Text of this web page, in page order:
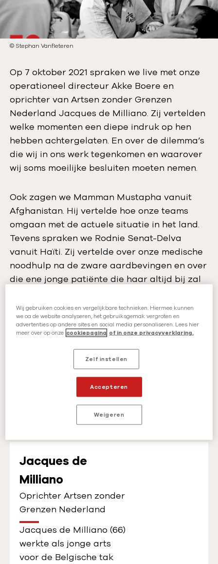
e
d
a
m
© Stephan Vanfleteren
Op 7 oktober 2021 spraken we live met onze
operationeel directeur Akke Boere en
oprichter van Artsen zonder Grenzen
Nederland Jacques de Milliano. Zij vertelden
welke momenten een diepe indruk op hen
hebben achtergelaten. En over de dilemma’s
die wij in ons werk tegenkomen en waarover
wij soms moeilijke besluiten moeten nemen.
Ook zagen we Mamman Mustapha vanuit
Afghanistan. Hij vertelde hoe onze teams
omgaan met de actuele situatie in het land.
Tevens spraken we Rodnie Senat-Delva
vanuit Haïti. Zij vertelde over onze medische
noodhulp na de zware aardbevingen en over
die ene jonge patiënte die haar altijd bij zal
Wilt u de online
bijeenkomst terugkijken?
a
50 years of humanity
Wie spraken er tijdens de
bijeenkomst?
Jacques de
Milliano
Oprichter Artsen zonder
Grenzen Nederland
Jacques de Milliano (66)
werkte als jonge arts
voor de Belgische tak
Wij gebruiken cookies en vergelijkbare technieken. Hiermee kunnen
we oa de website analyseren, het gebruiksgemak vergroten en
advertenties op andere sites en social media personaliseren. Lees hier
meer over op onze cookiepagina of in onze privacyverklaring.
Zelf instellen
Weigeren
Accepteren